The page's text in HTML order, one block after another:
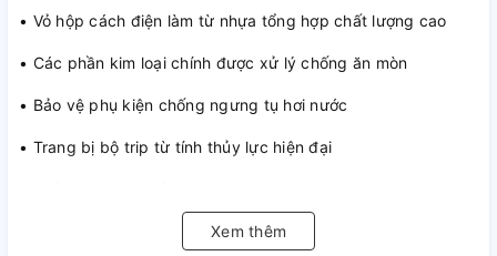
• Vỏ hộp cách điện làm từ nhựa tổng hợp chất lượng cao
• Các phần kim loại chính được xử lý chống ăn mòn
• Bảo vệ phụ kiện chống ngưng tụ hơi nước
• Trang bị bộ trip từ tính thủy lực hiện đại
• Bảo vệ hiệu quả chống quá tải và ngắn mạch trong hệ
Xem thêm